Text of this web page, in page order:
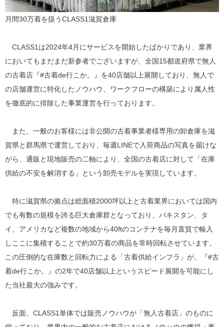
月間30万着を扱うCLASS1滋賀倉庫
CLASS1は2024年4月にサービスを開始したばかりであり、業界
においてもまだまだ新参者でございますが、全国15都道府県で無人
の古着店『#古着de行こか。』を40店舗以上展開しており、無人で
の店舗運営に特化したノウハウ、ワークフローの構築により属人性
を徹底的に排除した事業運営を行っております。
また、一般のお客様には非公開の古着事業者様専用の卸倉庫を滋
賀県と群馬県で運営しており、毎週LINEで入荷商品の写真を届けな
がら、通販と現地販売の二軸により、全国の古着店に対して「在庫
供給の不安を解消する」という卸売モデルを実現しています。
特に滋賀県の拠点は総面積2000坪以上と古着業界においては国内
でも有数の規模を誇る巨大倉庫群となっており、パキスタン、タ
イ、アメリカなど複数の地域から40ftのコンテナを毎月直貿で輸入
しここに集積することで約30万着の商品を常時回転させています。
この圧倒的な在庫数と回転力による「古着供給インフラ」が、『#古
着de行こか。』の2年で40店舗以上というスピード展開を可能にし
た当社最大の強みです。
反面、CLASS1単体では販売ノウハウが「無人古着店」のものに